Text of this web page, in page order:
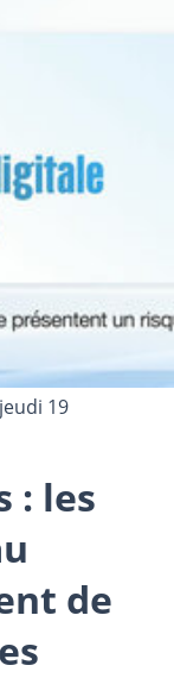
jeudi 19
: les
de